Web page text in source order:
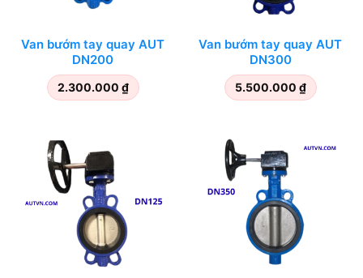
Van bướm tay quay AUT
DN200
2.300.000 ₫
Van bướm tay quay AUT
DN300
5.500.000 ₫